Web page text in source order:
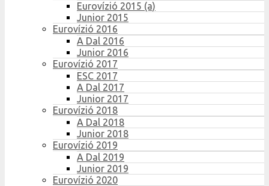
Eurovízió 2015 (a)
Junior 2015
Eurovízió 2016
A Dal 2016
Junior 2016
Eurovízió 2017
ESC 2017
A Dal 2017
Junior 2017
Eurovízió 2018
A Dal 2018
Junior 2018
Eurovízió 2019
A Dal 2019
Junior 2019
Eurovízió 2020